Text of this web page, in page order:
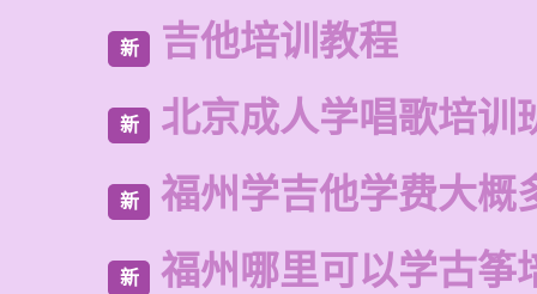
新 吉他培训教程
新 北京成人学唱歌培训
新 福州学吉他学费大概
新 福州哪里可以学古筝